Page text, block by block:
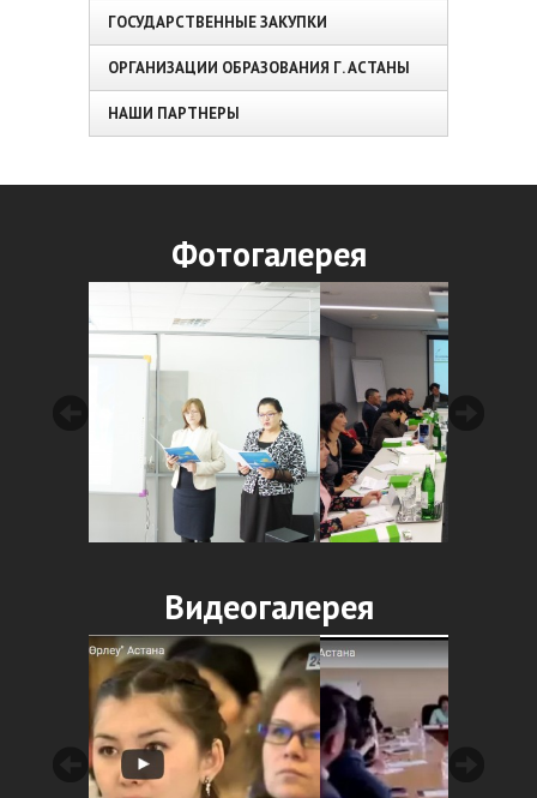
ГОСУДАРСТВЕННЫЕ ЗАКУПКИ
ОРГАНИЗАЦИИ ОБРАЗОВАНИЯ Г. АСТАНЫ
НАШИ ПАРТНЕРЫ
Фотогалерея
Видеогалерея